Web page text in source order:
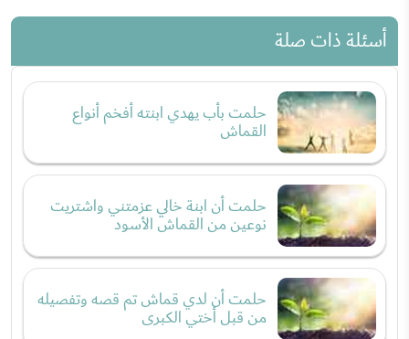
أسئلة ذات صلة
حلمت بأب يهدي ابنته أفخم أنواع
القماش
حلمت أن ابنة خالي عزمتني واشتريت
نوعين من القماش الأسود
حلمت أن لدي قماش تم قصه وتفصيله
من قبل أختي الكبرى